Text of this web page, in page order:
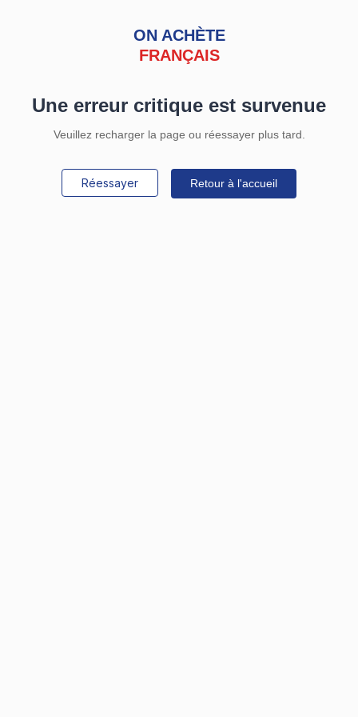
ON ACHÈTE
FRANÇAIS
Une erreur critique est survenue
Veuillez recharger la page ou réessayer plus tard.
Réessayer Retour à l'accueil